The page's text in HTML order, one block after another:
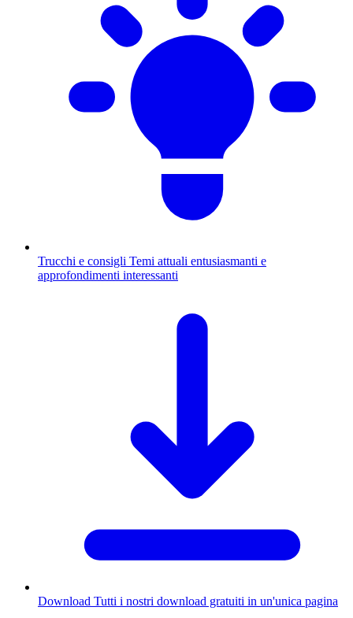
Trucchi e consigli Temi attuali entusiasmanti e
approfondimenti interessanti
Download Tutti i nostri download gratuiti in un'unica pagina